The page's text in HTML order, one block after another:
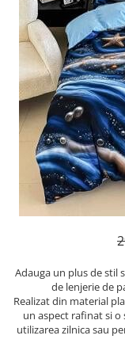
Cearceaf cu elastic
Cearceaf normal
Lenjerii De Pat
Lenjerii De Pat
Persoane
Lenjerii De Pat
Matlasate, 2
Lenjerii De Pat
Persoane
Lenjerii De Pat
Lenjerii De Pat,
Lenjerii De Pat
Lenjerii De Pat
Set Lenjerie De Pat
Adauga un plus de stil
de lenjerie de
Realizat din material
un aspect rafinat si o
utilizarea zilnica sau